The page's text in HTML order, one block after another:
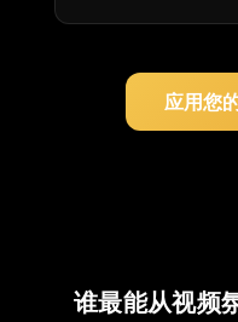
应用您
谁最能从视频